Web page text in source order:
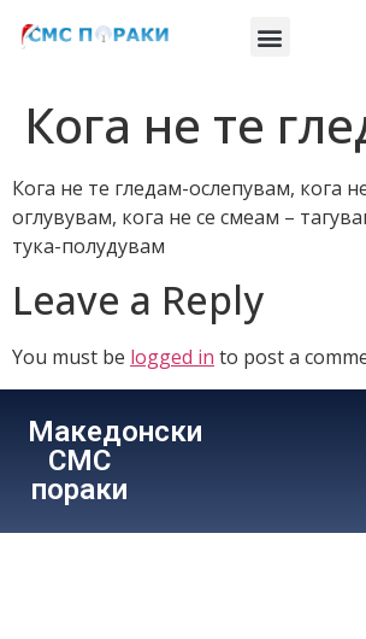
Кога не те
Кога не те гледам-ослепувам, кога
оглувувам, кога не се смеам –
тука-полудувам
Leave a Reply
You must be logged in to post a
Македонски
СМС
пораки